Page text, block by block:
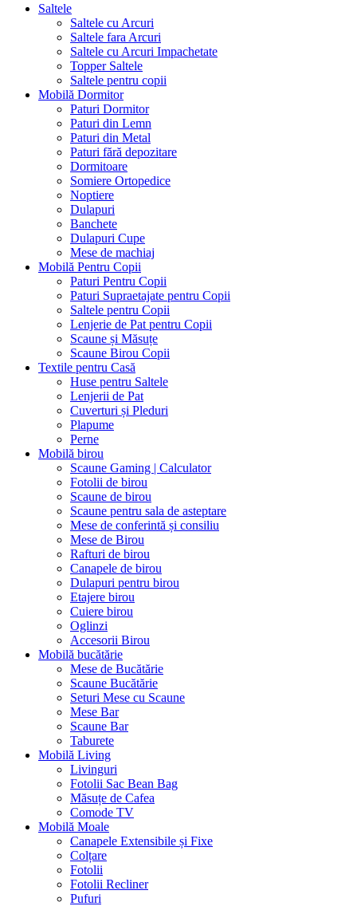
Saltele
Saltele cu Arcuri
Saltele fara Arcuri
Saltele cu Arcuri Impachetate
Topper Saltele
Saltele pentru copii
Mobilă Dormitor
Paturi Dormitor
Paturi din Lemn
Paturi din Metal
Paturi fără depozitare
Dormitoare
Somiere Ortopedice
Noptiere
Dulapuri
Banchete
Dulapuri Cupe
Mese de machiaj
Mobilă Pentru Copii
Paturi Pentru Copii
Paturi Supraetajate pentru Copii
Saltele pentru Copii
Lenjerie de Pat pentru Copii
Scaune și Măsuțe
Scaune Birou Copii
Textile pentru Casă
Huse pentru Saltele
Lenjerii de Pat
Cuverturi și Pleduri
Plapume
Perne
Mobilă birou
Scaune Gaming | Calculator
Fotolii de birou
Scaune de birou
Scaune pentru sala de asteptare
Mese de conferintă și consiliu
Mese de Birou
Rafturi de birou
Canapele de birou
Dulapuri pentru birou
Etajere birou
Cuiere birou
Oglinzi
Accesorii Birou
Mobilă bucătărie
Mese de Bucătărie
Scaune Bucătărie
Seturi Mese cu Scaune
Mese Bar
Scaune Bar
Taburete
Mobilă Living
Livinguri
Fotolii Sac Bean Bag
Măsuțe de Cafea
Comode TV
Mobilă Moale
Canapele Extensibile și Fixe
Colțare
Fotolii
Fotolii Recliner
Pufuri